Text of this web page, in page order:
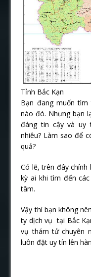
Tỉnh Bắc Kạn
Bạn đang muốn
nào đó. Nhưng bạn
đáng tin cậy và uy
nhiêu? Làm sao để
quả?
Có lẽ, trên đây
kỳ ai khi tìm đến
tâm.
Vậy thì bạn không
ty dịch vụ tại Bắc
vụ thám tử chuyên
luôn đặt uy tín lên